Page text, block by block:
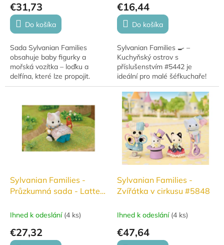
€31,73
Do košíka
Sada Sylvanian Families
obsahuje baby figurky a
mořská vozítka – loďku a
delfína, které lze propojit.
Figurky mají roztomilé oblečky
barvách.
€16,44
Do košíka
Sylvanian Families 🍳 –
Kuchyňský ostrov s
příslušenstvím #5442 je
ideální pro malé šéfkuchaře!
Kompletní set zahrnuje ostrov,
troubu, úložné prostory a
bohaté doplňky pro...
Sylvanian Families -
Průzkumná sada - Latte
#5763
Ihned k odeslání (4 ks)
€27,32
Sylvanian Families -
Zvířátka v cirkusu #5848
Ihned k odeslání (4 ks)
€47,64